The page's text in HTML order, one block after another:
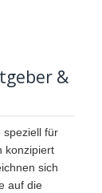
&
speziell für
konzipiert
sich
auf die